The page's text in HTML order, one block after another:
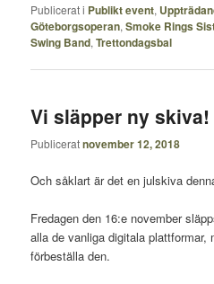
Publicerat i Publikt event,
Göteborgsoperan,Smoke Rings
Swing Band,Trettondagsbal
Vi släpper ny skiva!
Publiceratnovember 12, 2018
Och såklart är det en julskiva
Fredagen den 16:e november
alla de vanliga digitala plattformar,
förbeställa den.